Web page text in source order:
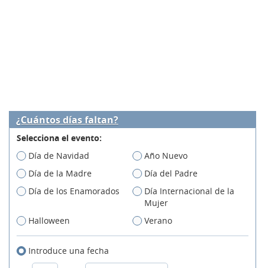
¿Cuántos días faltan?
Selecciona el evento:
Día de Navidad
Año Nuevo
Día de la Madre
Día del Padre
Día de los Enamorados
Día Internacional de la
Mujer
Halloween
Verano
Introduce una fecha